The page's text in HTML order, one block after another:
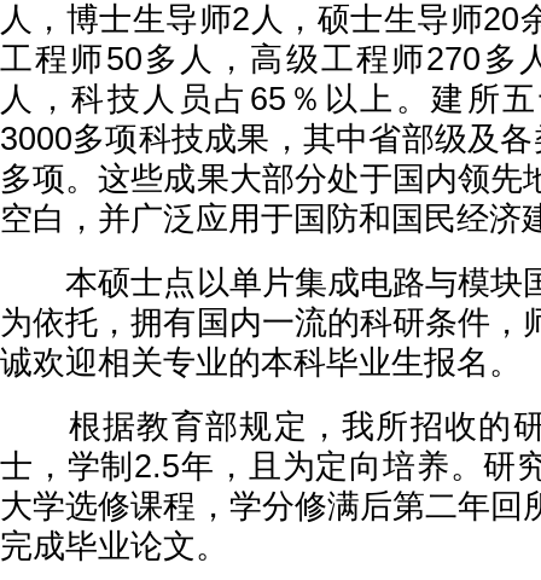
人，博士生导师2人，硕士生导师20
工程师50多人，高级工程师270多
人，科技人员占65％以上。建所
3000多项科技成果，其中省部级及
多项。这些成果大部分处于国内领先
空白，并广泛应用于国防和国民经济
本硕士点以单片集成电路与模块
为依托，拥有国内一流的科研条件，
诚欢迎相关专业的本科毕业生报名。
根据教育部规定，我所招收的
士，学制2.5年，且为定向培养。研
大学选修课程，学分修满后第二年回
完成毕业论文。